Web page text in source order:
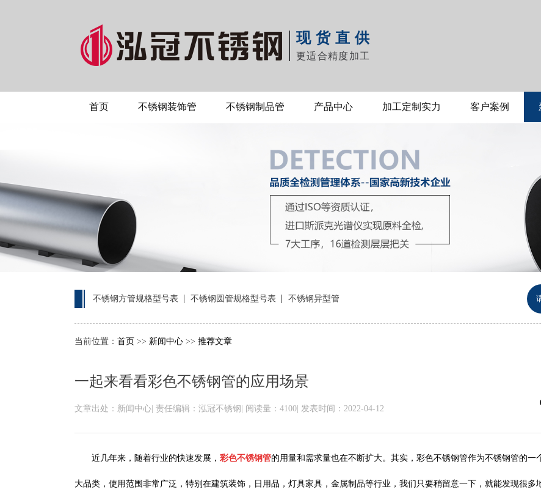
现货直供
更适合精度加工
首页 不锈钢装饰管 不锈钢制品管 产品中心 加工定制实力 客户案例
不锈钢方管规格型号表 不锈钢圆管规格型号表 不锈钢异型管
当前位置： 首页 >> 新闻中心 >> 推荐文章
一起来看看彩色不锈钢管的应用场景
文章出处：新闻中心 责任编辑：泓冠不锈钢 阅读量：4100 发表时间：2022-04-12
近几年来，随着行业的快速发展， 彩色不锈钢管的用量和需求量也在不断扩大。其实，彩色不锈钢管作为不锈钢管的一
大品类，使用范围非常广泛，特别在建筑装饰，日用品，灯具家具，金属制品等行业，我们只要稍留意一下，就能发现很多